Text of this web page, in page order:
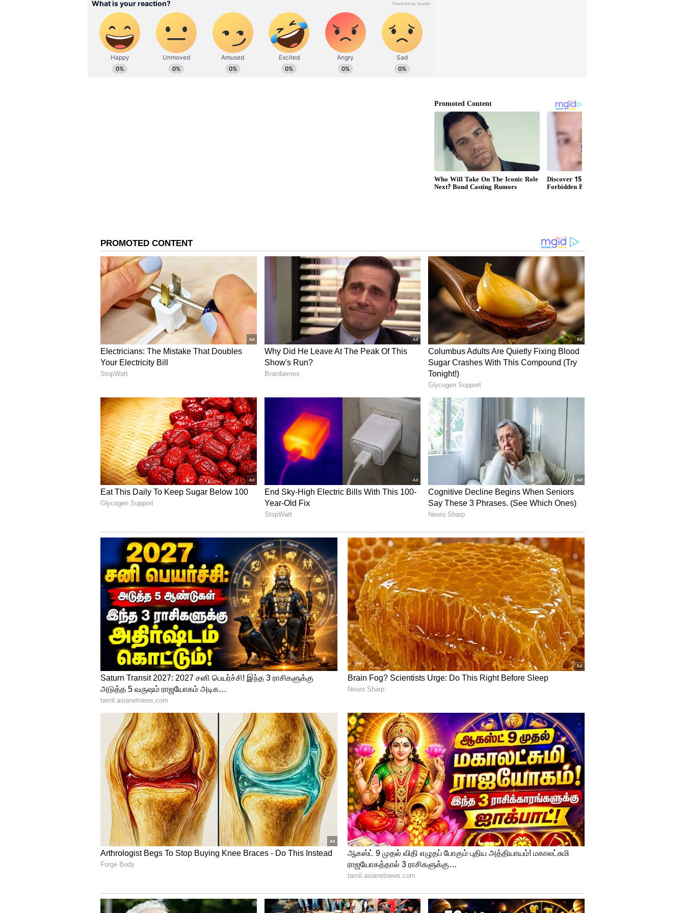
கோப்பையை கைப்பற்றி புதிய வரலாற்று சாதனை படைத்தது.
உலகக் கோப்பை வரலாற்றில் சிக்ஸருடன் பினிஷிங் செய்த முதல் வீரர் என்ற
வரலாற்றையும் தோனி படைத்தார். இந்நிலையில் உலகக் கோப்பை ஃபைனலில்
தோனி அடித்த சிக்சர் விழுந்த இருக்கைக்கு அவருடைய பெயரை சூட்டி
கௌரவித்துள்ளது. குறிப்பாக தோனியின் பெயர் நிரந்தரமாக பொறிக்கப்படும்
அந்த இருக்கைகள் ஜே 282 முதல் ஜே 286 வரையிலான இருக்கைகள் இனி
காலத்திற்கும் வேறு எந்த ரசிகரும் அமராத வகையில் நினைவுச் சின்னமாக
மாற்றப்பட்டுள்ளது.
பிறந்தநாளன்று சதம் விளாசி மிட்செல் மார்ஷ் சாதனை – பாகிஸ்தான்
பவுலர்களுக்கு 9 சிக்ஸர், 10 பவுண்டரி டிரீட்!
அந்த 6 இருக்கைகளை நீக்கப்பட்டு அங்கு நினைவுச் சின்னம்
அமைக்கப்பட்டுள்ளது. ஐபிஎல் தொடரில் போது இதற்கான பணியை தொடங்கி
வைத்தார். தற்போது அந்தப் பணிகள் முடிந்து நினைவுச் சின்னம்
தயாராகியுள்ளது. நாளை 21 ஆம் தேதி மும்பை வான்கடே மைதானத்தில்
இங்கிலாந்து மற்றும் தென் ஆப்பிரிக்கா இடையிலான உலகக் கோப்பையின்
20ஆவது லீக் போட்டி நடக்க இருக்கிறது என்பது குறிப்பிடத்தக்கது.
பாகிஸ்தானை பந்தாடி 18 சிக்ஸர், 24 பவுண்டரி விளாசிய வார்னர் –
மார்ஷ் ஜோடி – ஆஸ்திரேலியா 367 ரன்கள் குவிப்பு!